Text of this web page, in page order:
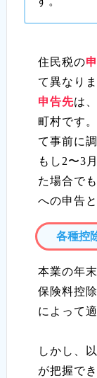
住民税の
て異なりま
申告先は
町村です
て事前に
もし2〜3
た場合で
への申告
各種控
本業の年
保険料控
によって
しかし、
が把握で